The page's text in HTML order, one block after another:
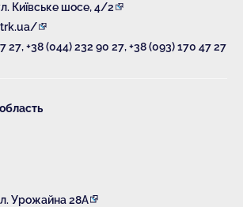
Київське шосе, 4/2
27,+38 (044) 232 90 27,+38 (093) 170 47 27
Урожайна 28А